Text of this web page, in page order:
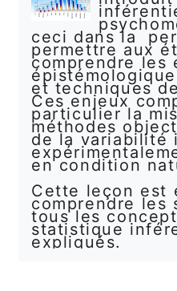
ceci dans la
permettre aux
comprendre les
et techniques
Ces enjeux
particulier la
méthodes
de la variabilité
en condition
Cette leçon est
comprendre les
tous les
statistique
expliqués.